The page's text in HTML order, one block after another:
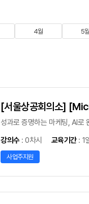
4월 5월
[서울상공회의소]
성과로 증명하는 마케팅, AI로
강의수: 0차시 교육기간:
사업주지원